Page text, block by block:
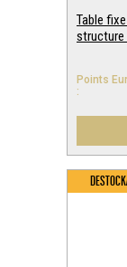
Table
structure
Points
: